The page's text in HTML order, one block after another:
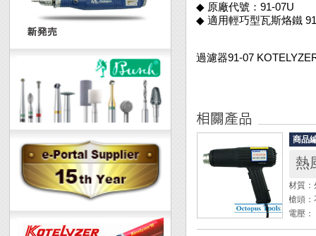
◆ 原廠代號：91-07U
◆ 適用輕巧型瓦斯烙鐵
過濾器91-07
商品
熱
材質
槍頭
電壓
輸入